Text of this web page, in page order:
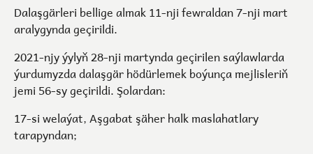
Dalaşgärleri bellige almak 11-nji fewraldan 7-nji mart
aralygynda geçirildi.
2021-njy ýylyň 28-nji martynda geçirilen saýlawlarda
ýurdumyzda dalaşgär hödürlemek boýunça mejlisleriň
jemi 56-sy geçirildi. Şolardan:
17-si welaýat, Aşgabat şäher halk maslahatlary
tarapyndan;